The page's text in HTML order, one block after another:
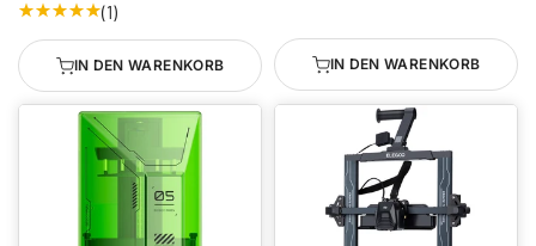
(1)
IN DEN WARENKORB IN DEN WARENKORB